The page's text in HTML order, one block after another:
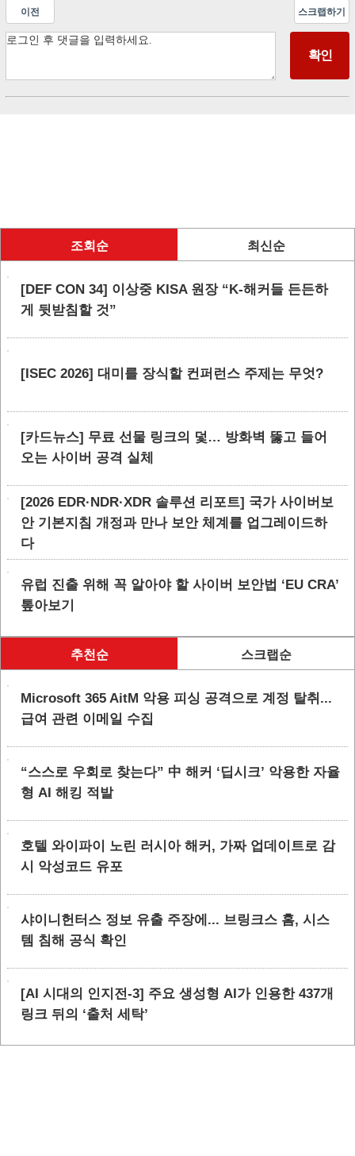
이전 스크랩하기
조회순 최신순
[DEF CON 34] 이상중 KISA 원장 “K-해커들 든든하
게 뒷받침할 것”
[ISEC 2026] 대미를 장식할 컨퍼런스 주제는 무엇?
[카드뉴스] 무료 선물 링크의 덫… 방화벽 뚫고 들어
오는 사이버 공격 실체
[2026 EDR·NDR·XDR 솔루션 리포트] 국가 사이버보
안 기본지침 개정과 만나 보안 체계를 업그레이드하
다
유럽 진출 위해 꼭 알아야 할 사이버 보안법 ‘EU CRA’
톺아보기
추천순 스크랩순
Microsoft 365 AitM 악용 피싱 공격으로 계정 탈취...
급여 관련 이메일 수집
“스스로 우회로 찾는다” 中 해커 ‘딥시크’ 악용한 자율
형 AI 해킹 적발
호텔 와이파이 노린 러시아 해커, 가짜 업데이트로 감
시 악성코드 유포
샤이니헌터스 정보 유출 주장에... 브링크스 홈, 시스
템 침해 공식 확인
[AI 시대의 인지전-3] 주요 생성형 AI가 인용한 437개
링크 뒤의 ‘출처 세탁’